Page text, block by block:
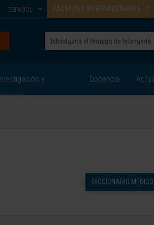
PACIENTES INTERNACIONALES
ESPAÑOL
y
Docencia
DICCIONARIO MÉDICO